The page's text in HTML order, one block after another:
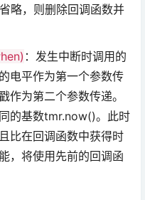
略，则删除回调函数并
：发生中断时调用的
电平作为第一个参数传
作为第二个参数传递。
的基数tmr.now()。此时
比在回调函数中获得时
，将使用先前的回调函